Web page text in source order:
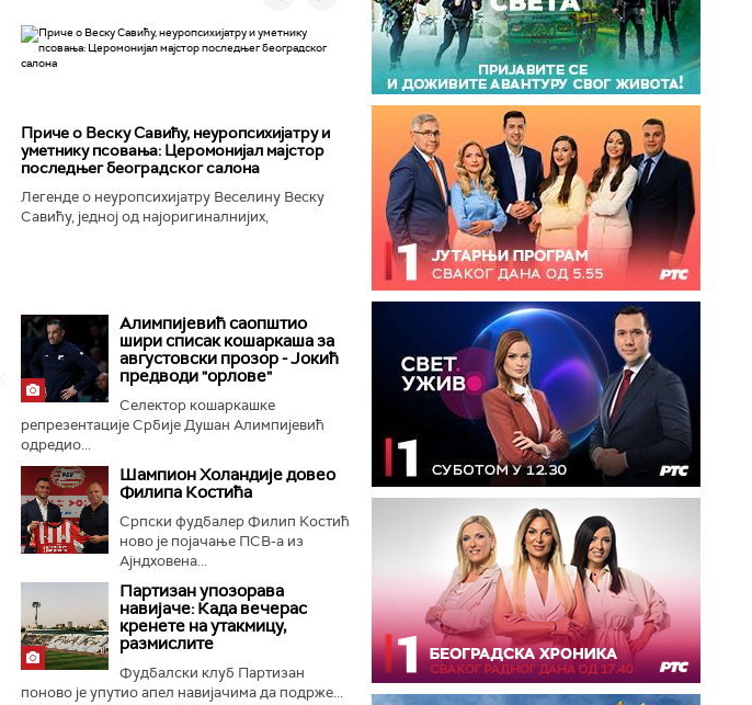
Приче о Веску Савићу, неуропсихијатру и
уметнику псовања: Церомонијал мајстор
последњег београдског салона
Легенде о неуропсихијатру Веселину Веску
Савићу, једној од најоригиналнијих,
Алимпијевић саопштио
шири списак кошаркаша за
августовски прозор - Јокић
предводи "орлове"
Селектор кошаркашке
репрезентације Србије Душан Алимпијевић
одредио...
Шампион Холандије довео
Филипа Костића
Српски фудбалер Филип Костић
ново је појачање ПСВ-а из
Ајндховена...
Партизан упозорава
навијаче: Када вечерас
кренете на утакмицу,
размислите
Фудбалски клуб Партизан
поново је упутио апел навијачима да подрже...